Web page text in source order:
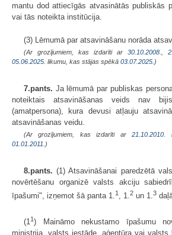
mantu dod attiecīgās atvasinātās publiskās
vai tās noteikta institūcija.
(3) Lēmumā par atsavināšanu norāda
(Ar grozījumiem, kas izdarīti ar 30.10.2008.
05.06.2025 . likumu, kas stājas spēkā 03.07.2025. )
7.pants. Ja lēmumā par publiskas
noteiktais atsavināšanas veids nav
(amatpersona), kura devusi atļauju
atsavināšanas veidu.
(Ar grozījumiem, kas izdarīti ar21.10.2010 .
01.01.2011. )
8.pants. (1) Atsavināšanai paredzētā
novērtēšanu organizē valsts akciju
īpašumi", izņemot šā panta 1.1 , 1.2 un 1.3
(11) Maināmo nekustamo īpašumu
ministrija, valsts iestāde, aģentūra vai valsts